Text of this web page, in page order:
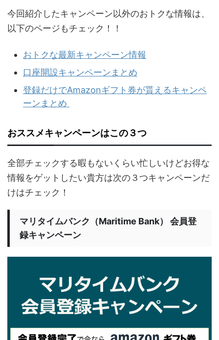
今回紹介したキャンペーン以外のおトクな情報は、
以下のページもチェック！！
おトクな最新キャンペーン情報
口座開設キャンペーンまとめ
登録だけでAmazonギフト券が貰えるキャンペ
ーンまとめ
おススメキャンペーンはこの３つ
全部チェックする暇もないくらい忙しいけどお得な
情報をゲットしたい貴方は次の３つキャンペーンだ
けはチェック！
マリタイムバンク（Maritime Bank） 会員登
録キャンペーン